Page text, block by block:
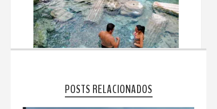
POSTS RELACIONADOS